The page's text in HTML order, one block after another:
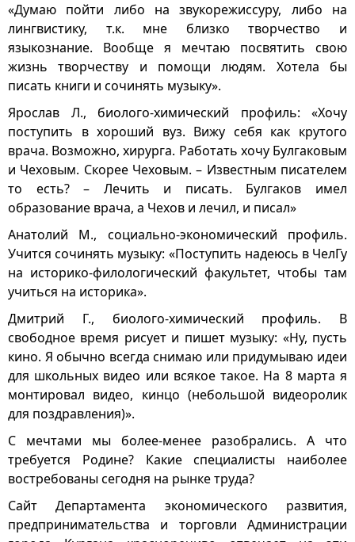
«Думаю пойти либо на звукорежиссуру, либо на
лингвистику, т.к. мне близко творчество и
языкознание. Вообще я мечтаю посвятить свою
жизнь творчеству и помощи людям. Хотела бы
писать книги и сочинять музыку».
Ярослав Л., биолого-химический профиль: «Хочу
поступить в хороший вуз. Вижу себя как крутого
врача. Возможно, хирурга. Работать хочу Булгаковым
и Чеховым. Скорее Чеховым. – Известным писателем
то есть? – Лечить и писать. Булгаков имел
образование врача, а Чехов и лечил, и писал»
Анатолий М., социально-экономический профиль.
Учится сочинять музыку: «Поступить надеюсь в ЧелГу
на историко-филологический факультет, чтобы там
учиться на историка».
Дмитрий Г., биолого-химический профиль. В
свободное время рисует и пишет музыку: «Ну, пусть
кино. Я обычно всегда снимаю или придумываю идеи
для школьных видео или всякое такое. На 8 марта я
монтировал видео, кинцо (небольшой видеоролик
для поздравления)».
С мечтами мы более-менее разобрались. А что
требуется Родине? Какие специалисты наиболее
востребованы сегодня на рынке труда?
Сайт Департамента экономического развития,
предпринимательства и торговли Администрации